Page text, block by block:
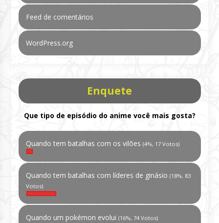
Feed de comentários
WordPress.org
Enquete
Que tipo de episódio do anime você mais gosta?
Quando tem batalhas com os vilões (4%, 17 Votos)
Quando tem batalhas com líderes de ginásio (18%, 83
Votos)
Quando um pokémon evolui (16%, 74 Votos)